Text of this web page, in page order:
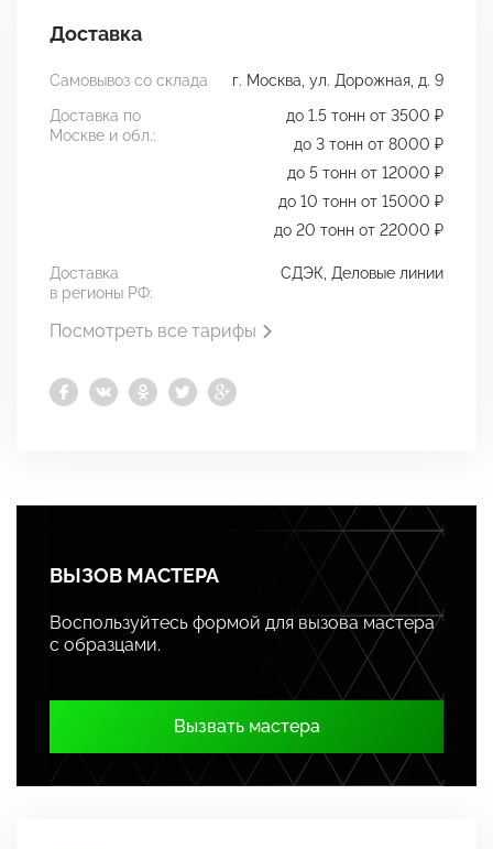
Доставка
Самовывоз со склада
г. Москва, ул. Дорожная, д. 9
Доставка по
Москве и обл.:
до 1.5 тонн от 3500 ₽
до 3 тонн от 8000 ₽
до 5 тонн от 12000 ₽
до 10 тонн от 15000 ₽
до 20 тонн от 22000 ₽
Доставка
в регионы РФ:
СДЭК, Деловые линии
Посмотреть все тарифы
ВЫЗОВ МАСТЕРА
Воспользуйтесь формой для вызова мастера
с образцами.
Вызвать мастера